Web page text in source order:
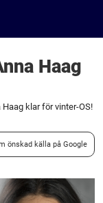
Haag
klar för vinter-OS!
önskad källa på Google